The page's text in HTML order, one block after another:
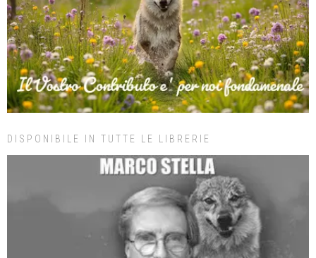
DISPONIBILE IN TUTTE LE LIBRERIE